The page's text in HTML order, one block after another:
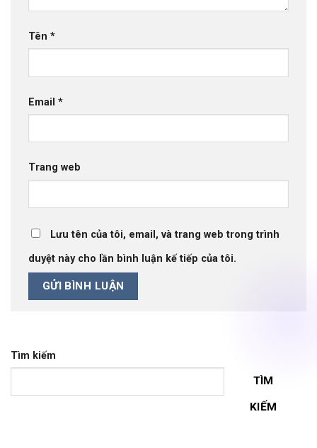
Tên *
Email *
Trang web
Lưu tên của tôi, email, và trang web trong trình
duyệt này cho lần bình luận kế tiếp của tôi.
Tìm kiếm
TÌM
KIẾM